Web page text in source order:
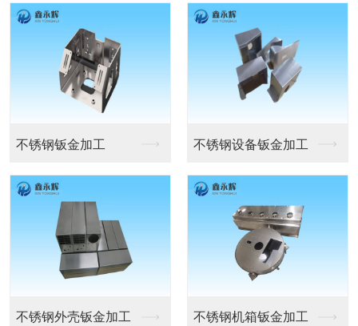
机箱机柜 医疗设备机箱外壳
精密钣金机箱外壳 工控机箱外壳